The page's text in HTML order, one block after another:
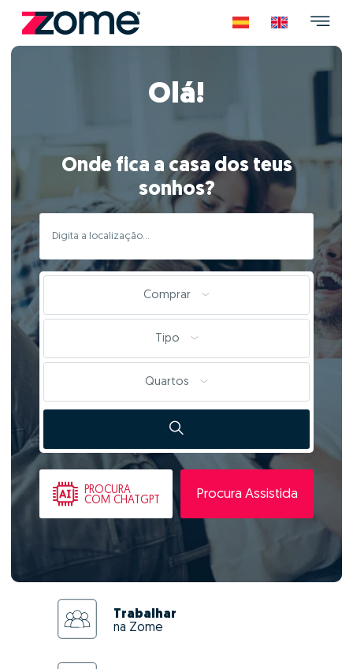
Olá!
Onde fica a casa dos teus
sonhos?
Comprar
Tipo
Quartos
PROCURA
COM CHATGPT
Procura Assistida
Trabalhar
na Zome